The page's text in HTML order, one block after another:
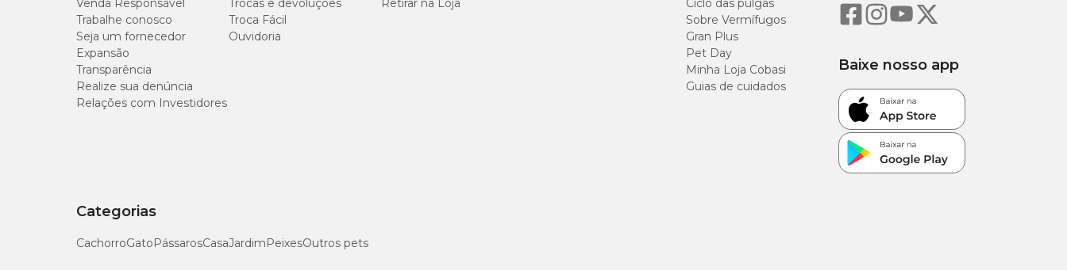
Venda Responsável
Trabalhe conosco
Seja um fornecedor
Expansão
Transparência
Realize sua denúncia
Relações com Investidores
Trocas e devoluções
Troca Fácil
Ouvidoria
Retirar na Loja
Ciclo das pulgas
Sobre Vermífugos
Gran Plus
Pet Day
Minha Loja Cobasi
Guias de cuidados
Categorias
CachorroGatoPássarosCasaJardimPeixesOutros pets
Baixe nosso app